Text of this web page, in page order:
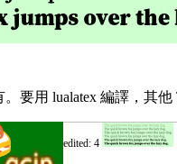
要用 lualatex 編譯，其他
edited: 4